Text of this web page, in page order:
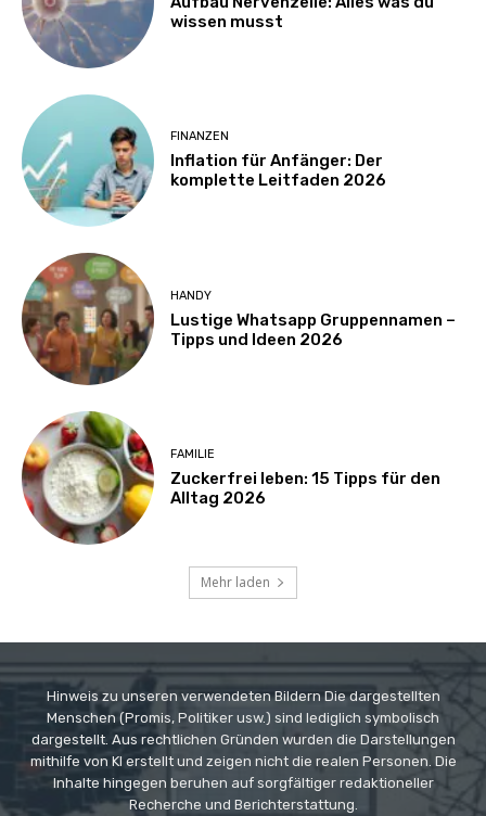
wissen musst
FINANZEN
Inflation für Anfänger: Der
komplette Leitfaden 2026
HANDY
Lustige Whatsapp Gruppennamen –
Tipps und Ideen 2026
FAMILIE
Zuckerfrei leben: 15 Tipps für den
Alltag 2026
Mehr laden
Hinweis zu unseren verwendeten Bildern Die dargestellten
Menschen (Promis, Politiker usw.) sind lediglich symbolisch
dargestellt. Aus rechtlichen Gründen wurden die Darstellungen
mithilfe von KI erstellt und zeigen nicht die realen Personen. Die
Inhalte hingegen beruhen auf sorgfältiger redaktioneller
Recherche und Berichterstattung.